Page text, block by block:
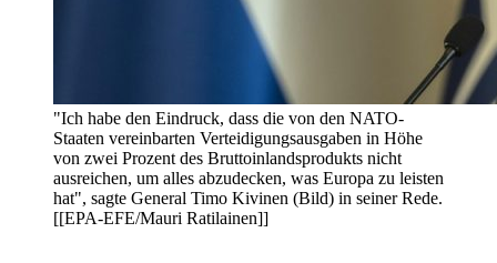
"Ich habe den Eindruck, dass die von den NATO-
Staaten vereinbarten Verteidigungsausgaben in Höhe
von zwei Prozent des Bruttoinlandsprodukts nicht
ausreichen, um alles abzudecken, was Europa zu leisten
hat", sagte General Timo Kivinen (Bild) in seiner Rede.
[[EPA-EFE/Mauri Ratilainen]]